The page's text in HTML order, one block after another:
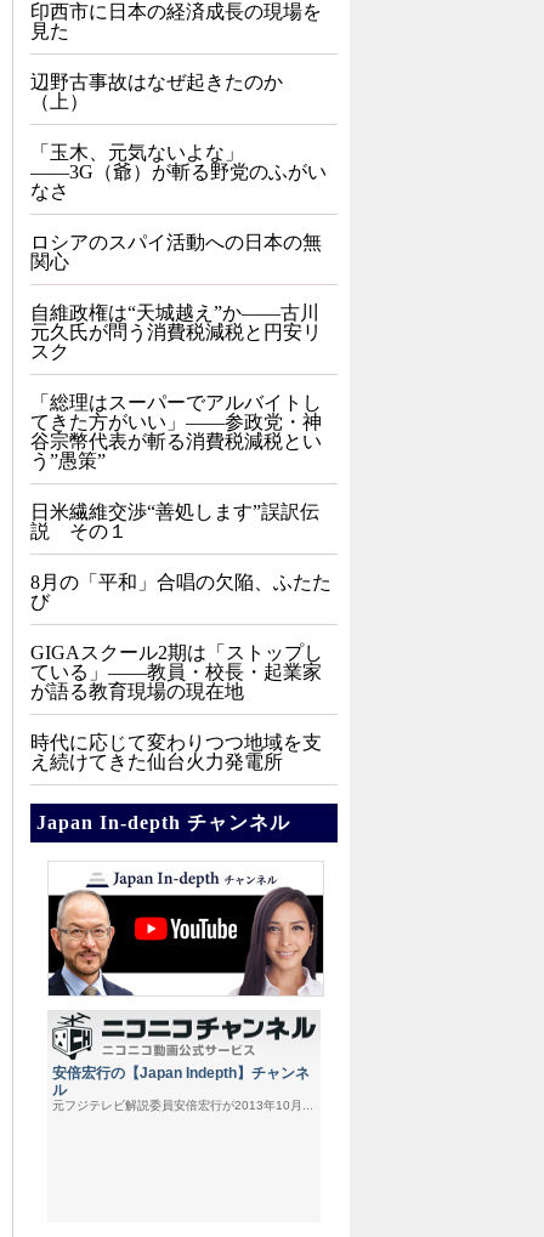
印西市に日本の経済成長の現場を
見た
辺野古事故はなぜ起きたのか
（上）
「玉木、元気ないよな」
――3G（爺）が斬る野党のふがい
なさ
ロシアのスパイ活動への日本の無
関心
自維政権は“天城越え”か――古川
元久氏が問う消費税減税と円安リ
スク
「総理はスーパーでアルバイトし
てきた方がいい」――参政党・神
谷宗幣代表が斬る消費税減税とい
う”愚策”
日米繊維交渉“善処します”誤訳伝
説 その１
8月の「平和」合唱の欠陥、ふたた
び
GIGAスクール2期は「ストップし
ている」——教員・校長・起業家
が語る教育現場の現在地
時代に応じて変わりつつ地域を支
え続けてきた仙台火力発電所
Japan In-depth チャンネル